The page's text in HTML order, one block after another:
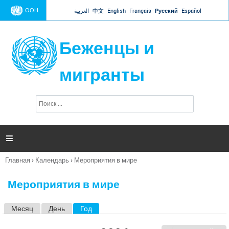
Jump to navigation
ООН العربية 中文 English Français Русский Español
Беженцы и
мигранты
п
и

Вы
Главная › Календарь › Мероприятия в мире
Мероприятия в мире
Месяц День Год